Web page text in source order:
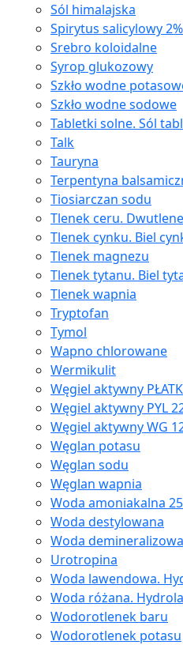
Sól himalajska
Spirytus salicylowy 2%
Srebro koloidalne
Syrop glukozowy
Szkło wodne
Szkło wodne sodowe
Tabletki solne. Sól
Talk
Tauryna
Terpentyna
Tiosiarczan sodu
Tlenek ceru.
Tlenek cynku. Biel
Tlenek magnezu
Tlenek tytanu. Biel
Tlenek wapnia
Tryptofan
Tymol
Wapno chlorowane
Wermikulit
Węgiel aktywny
Węgiel aktywny PYL
Węgiel aktywny WG
Węglan potasu
Węglan sodu
Węglan wapnia
Woda amoniakalna
Woda destylowana
Woda
Urotropina
Woda lawendowa.
Woda różana.
Wodorotlenek baru
Wodorotlenek potasu